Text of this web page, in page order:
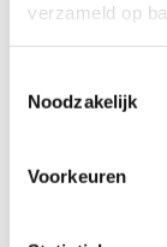
verzameld op
Noodzakelijk
Voorkeuren
Jouw vraag